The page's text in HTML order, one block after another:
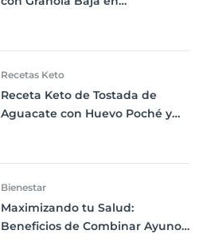
Recetas Keto
Receta Keto de Tostada de
Aguacate con Huevo Poché y
Bienestar
Maximizando tu Salud:
Beneficios de Combinar Ayuno